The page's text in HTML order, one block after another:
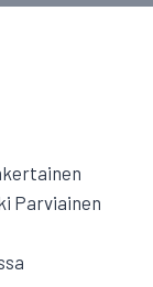
Parviainen